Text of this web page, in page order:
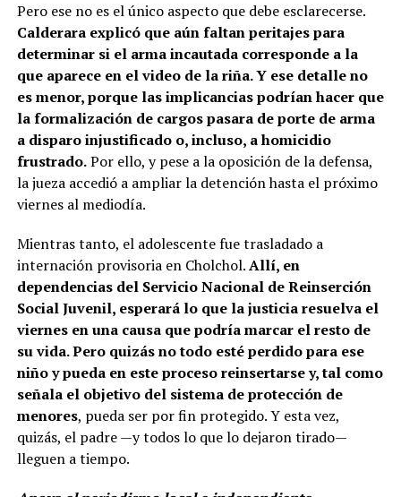
Pero ese no es el único aspecto que debe esclarecerse.
Calderara explicó que aún faltan peritajes para
determinar si el arma incautada corresponde a la
que aparece en el video de la riña. Y ese detalle no
es menor, porque las implicancias podrían hacer que
la formalización de cargos pasara de porte de arma
a disparo injustificado o, incluso, a homicidio
frustrado.Por ello, y pese a la oposición de la defensa,
la jueza accedió a ampliar la detención hasta el próximo
viernes al mediodía.
Mientras tanto, el adolescente fue trasladado a
internación provisoria en Cholchol.Allí, en
dependencias del Servicio Nacional de Reinserción
Social Juvenil, esperará lo que la justicia resuelva el
viernes en una causa que podría marcar el resto de
su vida. Pero quizás no todo esté perdido para ese
niño y pueda en este proceso reinsertarse y, tal como
señala el objetivo del sistema de protección de
menores, pueda ser por fin protegido. Y esta vez,
quizás, el padre —y todos lo que lo dejaron tirado—
lleguen a tiempo.